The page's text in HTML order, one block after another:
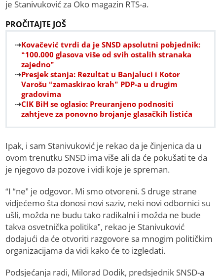
je Stanivuković za Oko magazin RTS-a.
PROČITAJTE JOŠ
Kovačević tvrdi da je SNSD apsolutni pobjednik:
“100.000 glasova više od svih ostalih stranaka
zajedno”
Presjek stanja: Rezultat u Banjaluci i Kotor
Varošu “zamaskirao krah” PDP-a u drugim
gradovima
CIK BiH se oglasio: Preuranjeno podnositi
zahtjeve za ponovno brojanje glasačkih listića
Ipak, i sam Stanivuković je rekao da je činjenica da u
ovom trenutku SNSD ima više ali da će pokušati te da
je njegovo da pozove i vidi koje je spreman.
“I “ne” je odgovor. Mi smo otvoreni. S druge strane
vidjećemo šta donosi novi saziv, neki novi odbornici su
ušli, možda ne budu tako radikalni i možda ne bude
takva osvetnička politika”, rekao je Stanivuković
dodajući da će otvoriti razgovore sa mnogim političkim
organizacijama da vidi kako će to izgledati.
Podsjećanja radi, Milorad Dodik, predsjednik SNSD-a